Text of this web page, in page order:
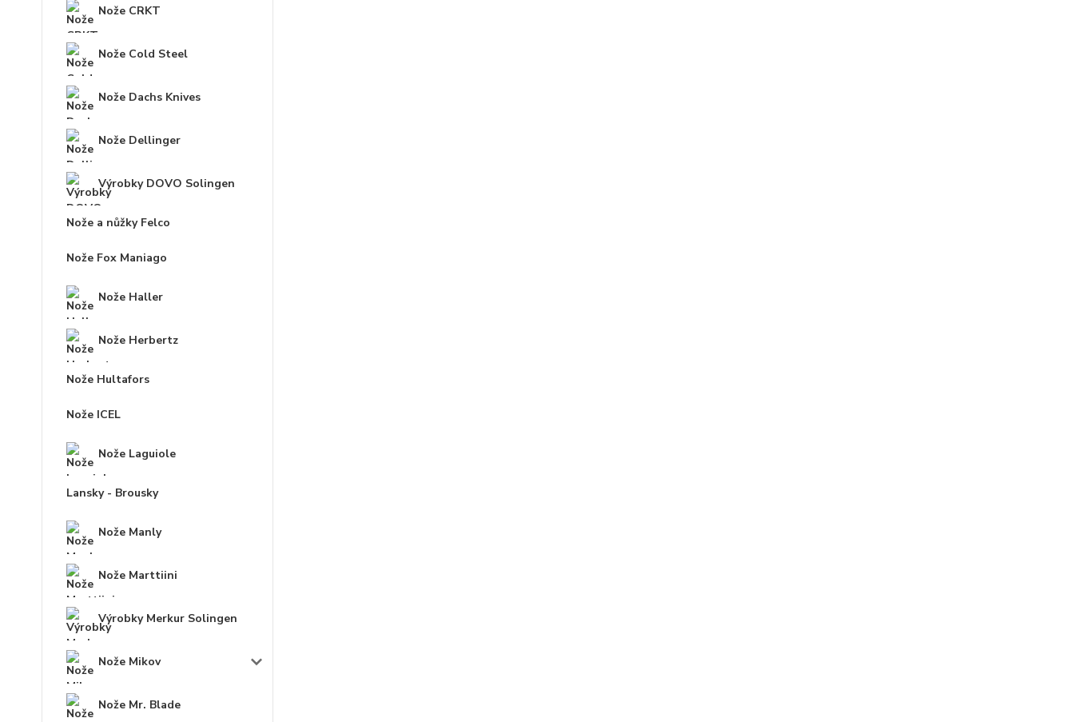
Nože CRKT
Nože Cold Steel
Nože Dachs Knives
Nože Dellinger
Výrobky DOVO Solingen
Nože a nůžky Felco
Nože Fox Maniago
Nože Haller
Nože Herbertz
Nože Hultafors
Nože ICEL
Nože Laguiole
Lansky - Brousky
Nože Manly
Nože Marttiini
Výrobky Merkur Solingen
Nože Mikov
Nože Mr. Blade